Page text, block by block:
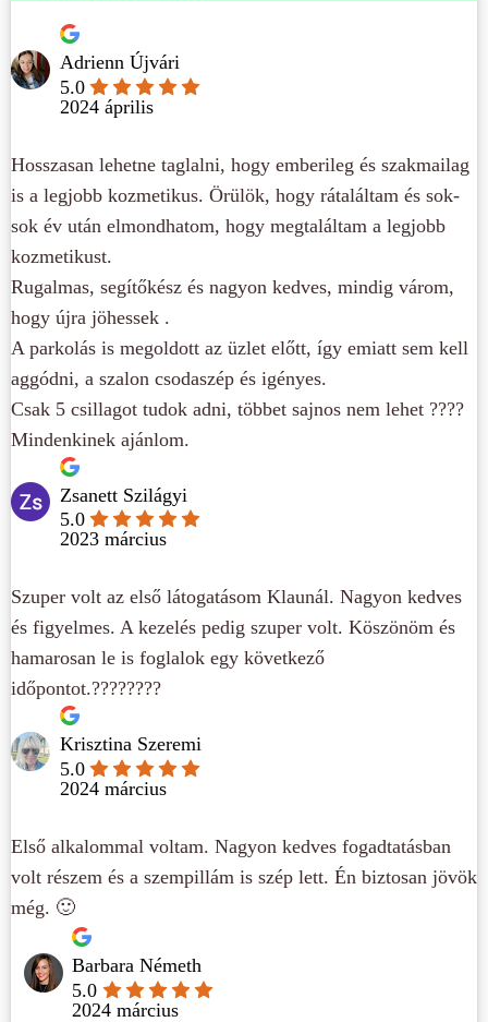
Adrienn Újvári
5.0
2024 április
Hosszasan lehetne taglalni, hogy emberileg és szakmailag
is a legjobb kozmetikus. Örülök, hogy rátaláltam és sok-
sok év után elmondhatom, hogy megtaláltam a legjobb
kozmetikust.
Rugalmas, segítőkész és nagyon kedves, mindig várom,
hogy újra jöhessek .
A parkolás is megoldott az üzlet előtt, így emiatt sem kell
aggódni, a szalon csodaszép és igényes.
Csak 5 csillagot tudok adni, többet sajnos nem lehet ????
Mindenkinek ajánlom.
Zsanett Szilágyi
5.0
2023 március
Szuper volt az első látogatásom Klaunál. Nagyon kedves
és figyelmes. A kezelés pedig szuper volt. Köszönöm és
hamarosan le is foglalok egy következő
időpontot.????????
Krisztina Szeremi
5.0
2024 március
Első alkalommal voltam. Nagyon kedves fogadtatásban
volt részem és a szempillám is szép lett. Én biztosan jövök
még. 🙂
Barbara Németh
5.0
2024 március